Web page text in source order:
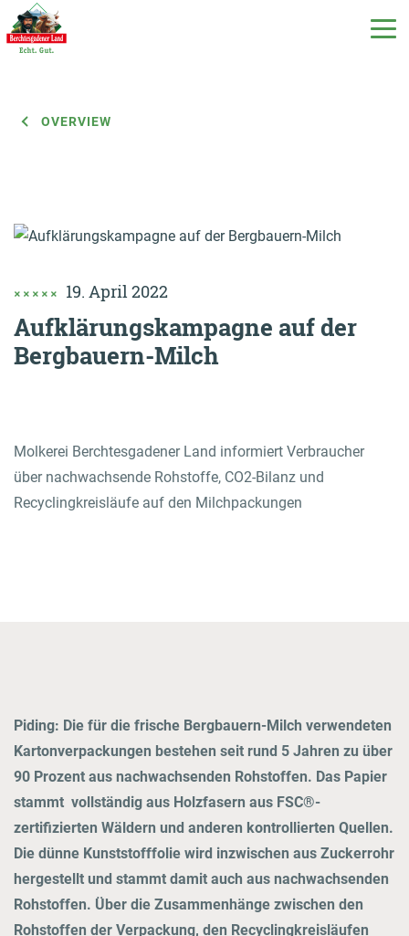
DE EN
Our dairy
GO TO LOGIN AREA
OVERVIEW
19. April 2022
Aufklärungskampagne auf der
Bergbauern-Milch
Molkerei Berchtesgadener Land informiert Verbraucher
über nachwachsende Rohstoffe, CO2-Bilanz und
Recyclingkreisläufe auf den Milchpackungen
Piding: Die für die frische Bergbauern-Milch verwendeten
Kartonverpackungen bestehen seit rund 5 Jahren zu über
90 Prozent aus nachwachsenden Rohstoffen. Das Papier
stammt vollständig aus Holzfasern aus FSC®-
zertifizierten Wäldern und anderen kontrollierten Quellen.
Die dünne Kunststofffolie wird inzwischen aus Zuckerrohr
hergestellt und stammt damit auch aus nachwachsenden
Rohstoffen. Über die Zusammenhänge zwischen den
Rohstoffen der Verpackung, den Recyclingkreisläufen